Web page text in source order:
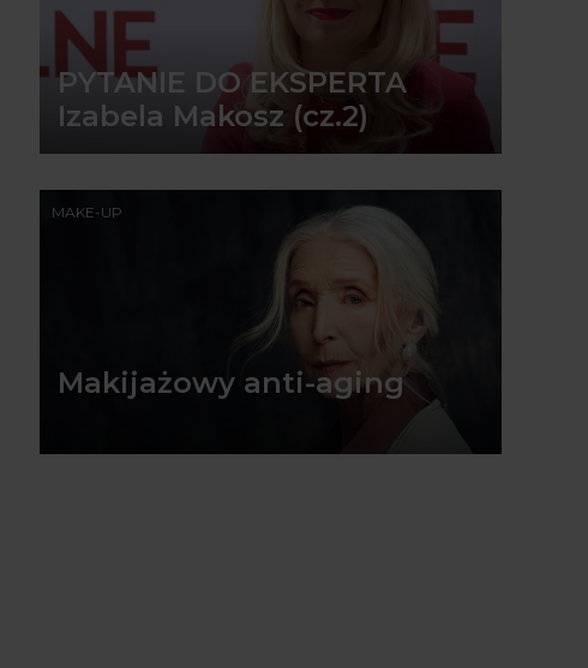
PYTANIE DO EKSPERTA
Izabela Makosz (cz.2)
MAKE-UP
Makijażowy anti-aging